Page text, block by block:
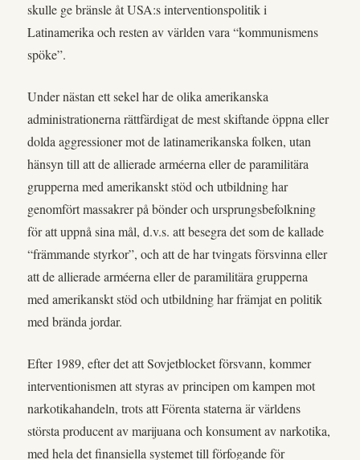
skulle ge bränsle åt USA:s interventionspolitik i
Latinamerika och resten av världen vara “kommunismens
spöke”.
Under nästan ett sekel har de olika amerikanska
administrationerna rättfärdigat de mest skiftande öppna eller
dolda aggressioner mot de latinamerikanska folken, utan
hänsyn till att de allierade arméerna eller de paramilitära
grupperna med amerikanskt stöd och utbildning har
genomfört massakrer på bönder och ursprungsbefolkning
för att uppnå sina mål, d.v.s. att besegra det som de kallade
“främmande styrkor”, och att de har tvingats försvinna eller
att de allierade arméerna eller de paramilitära grupperna
med amerikanskt stöd och utbildning har främjat en politik
med brända jordar.
Efter 1989, efter det att Sovjetblocket försvann, kommer
interventionismen att styras av principen om kampen mot
narkotikahandeln, trots att Förenta staterna är världens
största producent av marijuana och konsument av narkotika,
med hela det finansiella systemet till förfogande för